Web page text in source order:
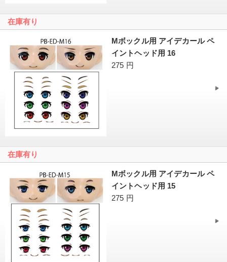
在庫有り
Mボックル用 アイデカール ペ
イントヘッド用 16
275 円
在庫有り
Mボックル用 アイデカール ペ
イントヘッド用 15
275 円